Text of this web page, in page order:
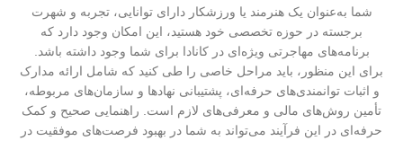
شما به‌عنوان یک هنرمند یا ورزشکار دارای توانایی، تجربه و شهرت
برجسته در حوزه تخصصی خود هستید، این امکان وجود دارد که
برنامه‌های مهاجرتی ویژه‌ای در کانادا برای شما وجود داشته باشد.
برای این منظور، باید مراحل خاصی را طی کنید که شامل ارائه مدارک
و اثبات توانمندی‌های حرفه‌ای، پشتیبانی نهادها و سازمان‌های مربوطه،
تأمین روش‌های مالی و معرفی‌های لازم است. راهنمایی صحیح و کمک
حرفه‌ای در این فرآیند می‌تواند به شما در بهبود فرصت‌های موفقیت در